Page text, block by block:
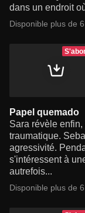
dans un endroit
Disponible plus de
Papel quemado
Sara révèle
traumatique.
agressivité.
s'intéressent à
autrefois...
Disponible plus de